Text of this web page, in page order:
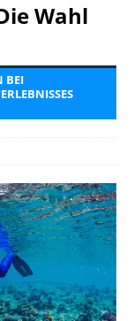
Wahl
BEI